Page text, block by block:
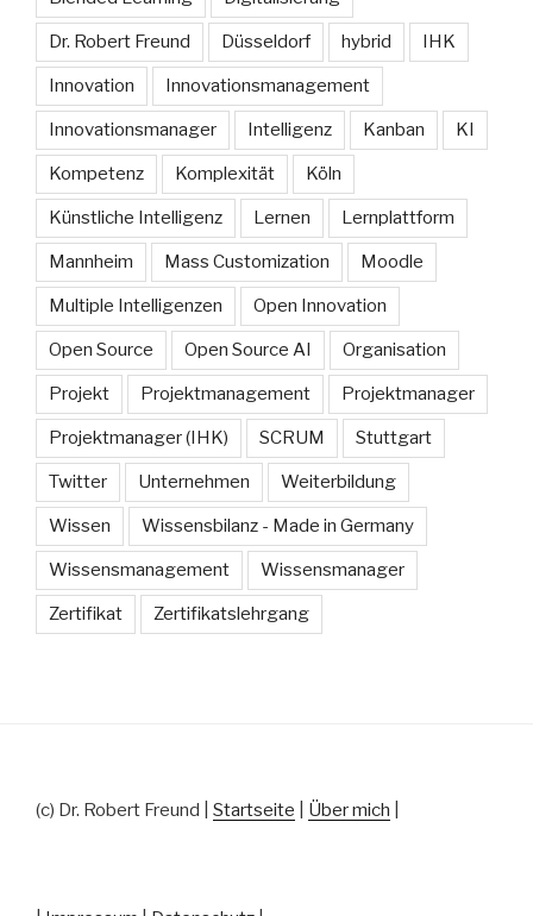
Dr. Robert Freund Düsseldorf hybrid IHK
Innovation Innovationsmanagement
Innovationsmanager Intelligenz Kanban KI
Kompetenz Komplexität Köln
Künstliche Intelligenz Lernen Lernplattform
Mannheim Mass Customization Moodle
Multiple Intelligenzen Open Innovation
Open Source Open Source AI Organisation
Projekt Projektmanagement Projektmanager
Projektmanager (IHK) SCRUM Stuttgart
Twitter Unternehmen Weiterbildung
Wissen Wissensbilanz - Made in Germany
Wissensmanagement Wissensmanager
Zertifikat Zertifikatslehrgang
(c) Dr. Robert Freund | Startseite Über mich